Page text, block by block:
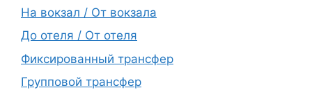
На вокзал / От вокзала
До отеля / От отеля
Фиксированный трансфер
Групповой трансфер